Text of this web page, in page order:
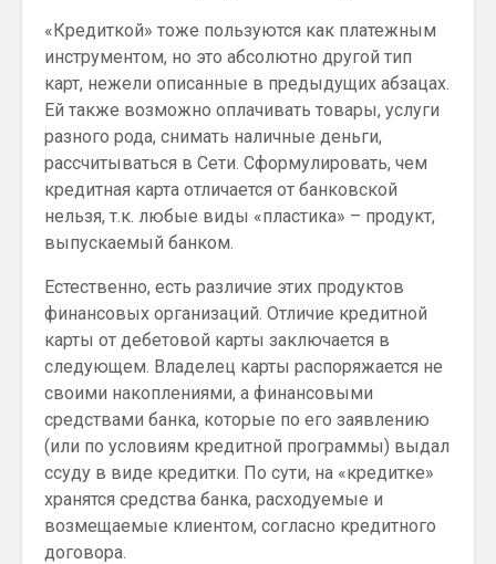
«Кредиткой» тоже пользуются как платежным
инструментом, но это абсолютно другой тип
карт, нежели описанные в предыдущих абзацах.
Ей также возможно оплачивать товары, услуги
разного рода, снимать наличные деньги,
рассчитываться в Сети. Сформулировать, чем
кредитная карта отличается от банковской
нельзя, т.к. любые виды «пластика» – продукт,
выпускаемый банком.
Естественно, есть различие этих продуктов
финансовых организаций. Отличие кредитной
карты от дебетовой карты заключается в
следующем. Владелец карты распоряжается не
своими накоплениями, а финансовыми
средствами банка, которые по его заявлению
(или по условиям кредитной программы) выдал
ссуду в виде кредитки. По сути, на «кредитке»
хранятся средства банка, расходуемые и
возмещаемые клиентом, согласно кредитного
договора.